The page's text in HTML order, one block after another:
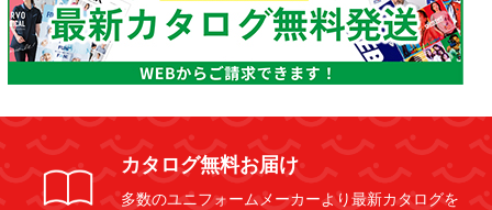
カタログ無料お届け
多数のユニフォームメーカーより最新カタログを